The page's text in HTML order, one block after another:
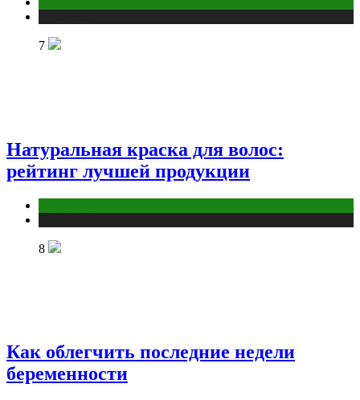
7
Натуральная краска для волос:
рейтинг лучшей продукции
8
Как облегчить последние недели
беременности